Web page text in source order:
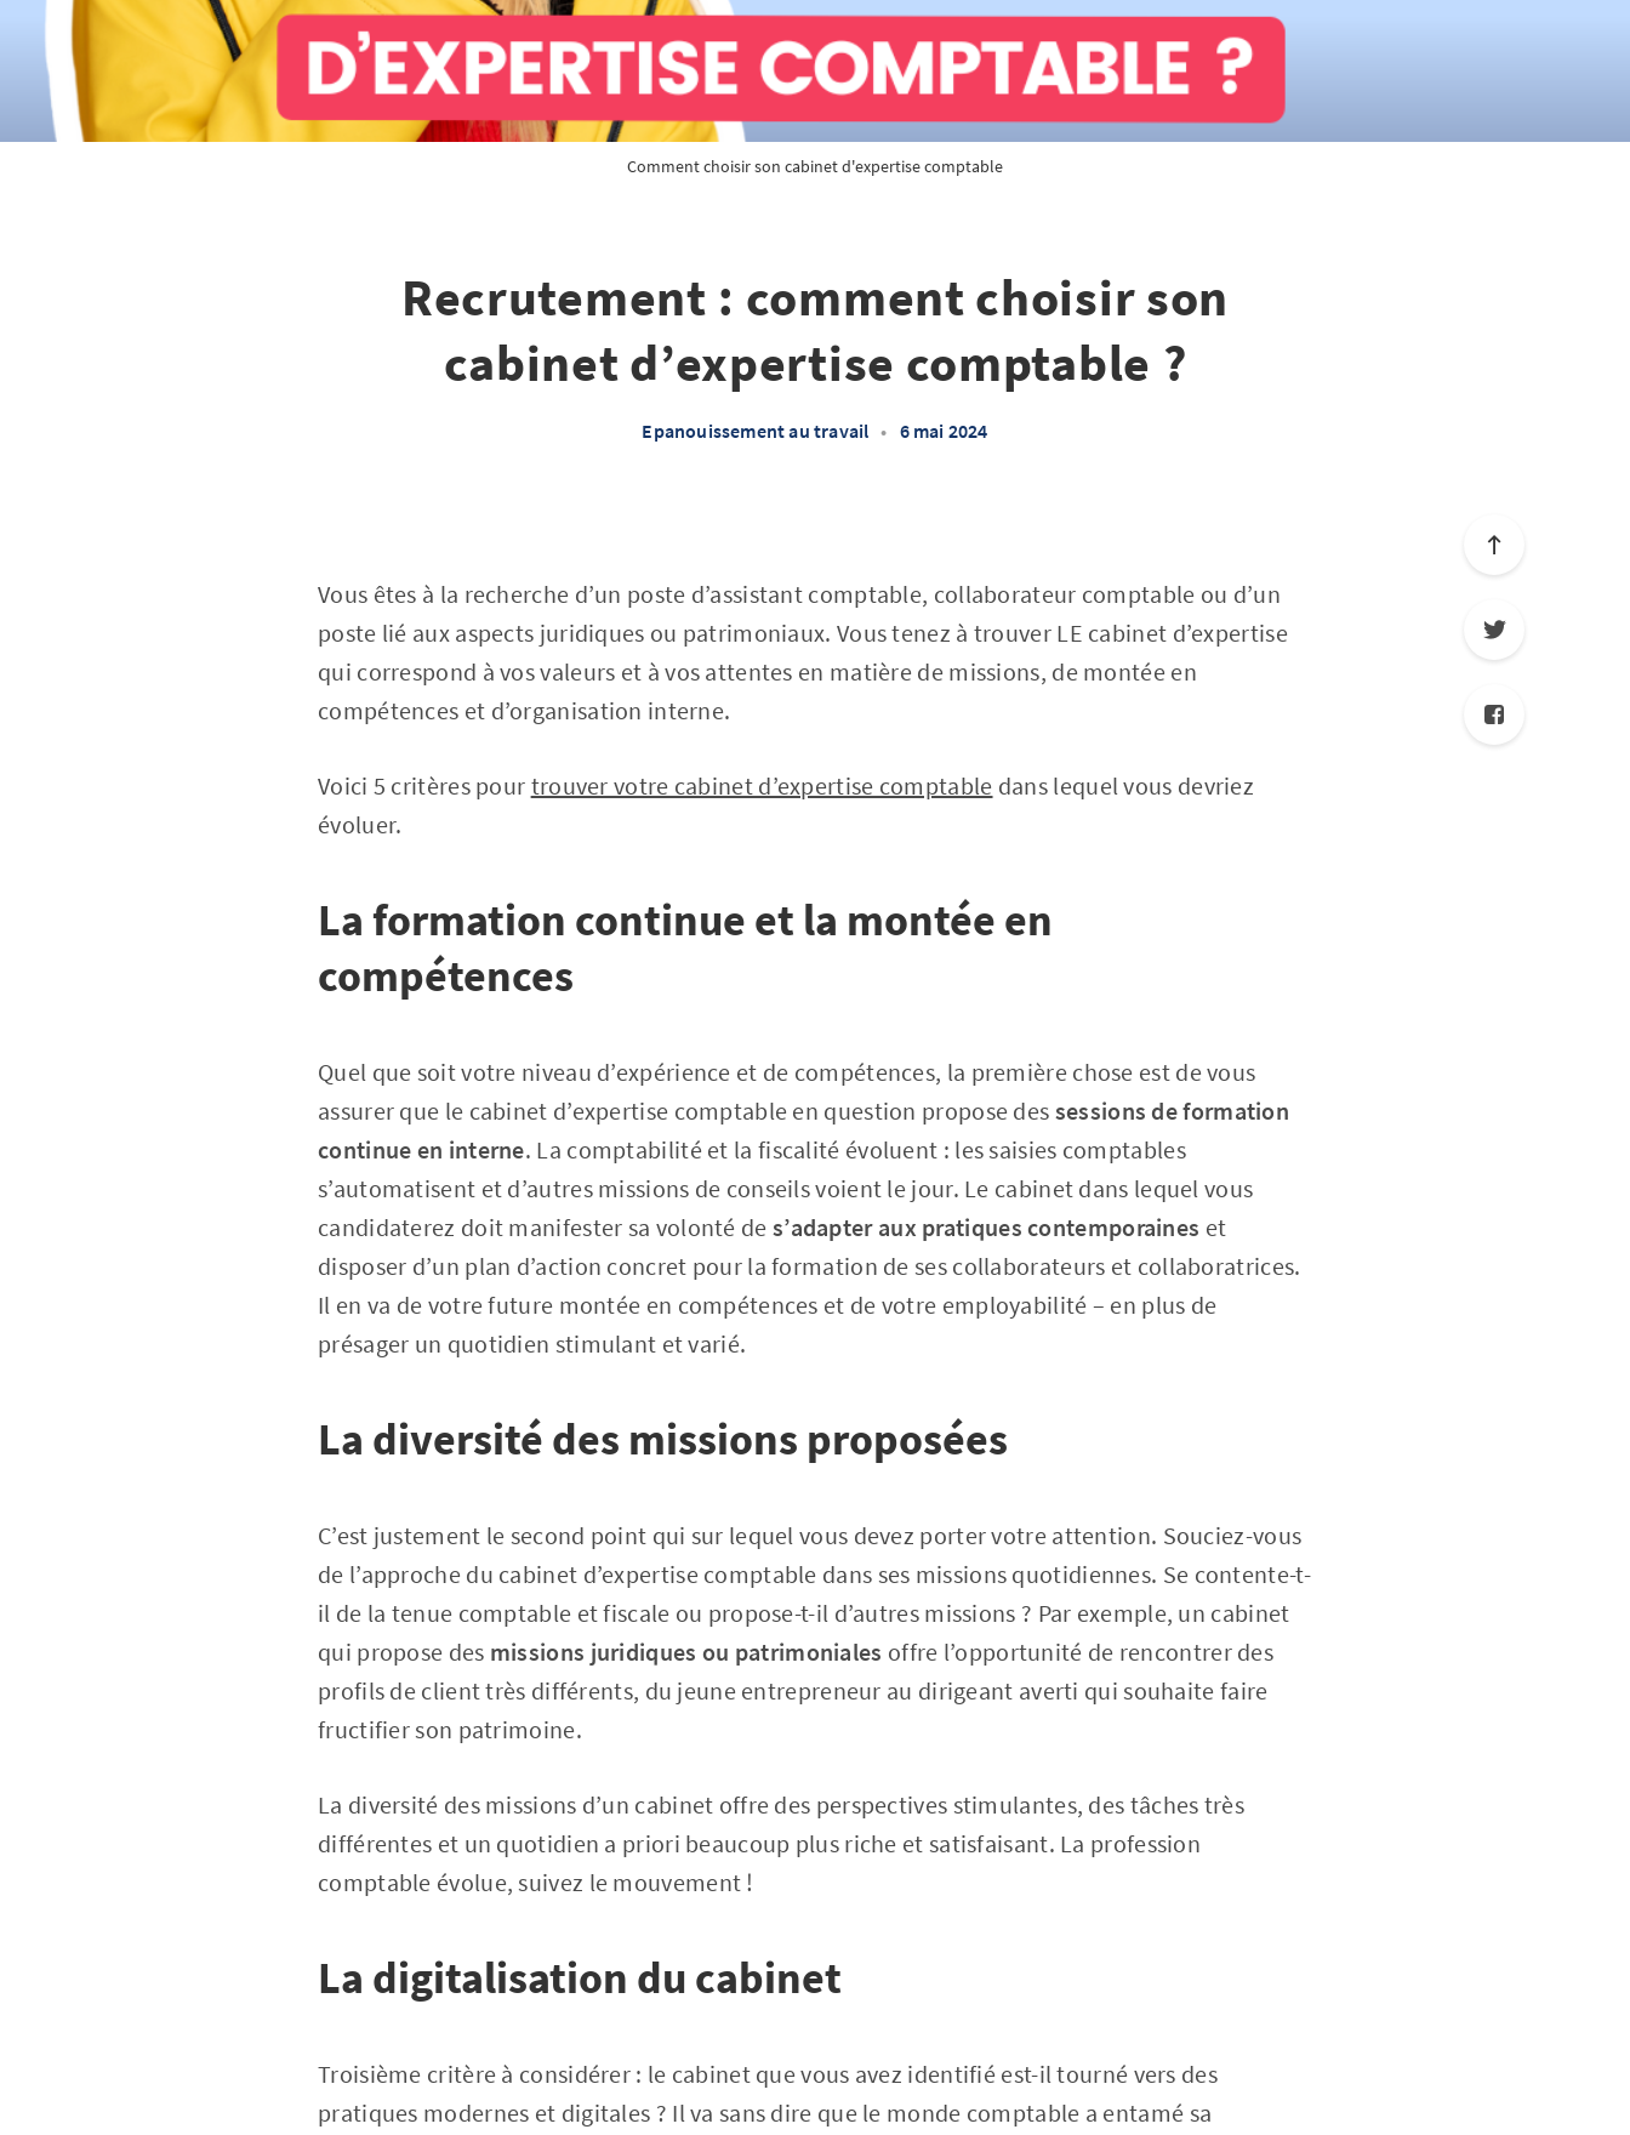
Comment choisir son cabinet d'expertise comptable
Recrutement : comment choisir son
cabinet d’expertise comptable ?
Epanouissement au travail • 6 mai 2024
Vous êtes à la recherche d’un poste d’assistant comptable, collaborateur comptable ou d’un
poste lié aux aspects juridiques ou patrimoniaux. Vous tenez à trouver LE cabinet d’expertise
qui correspond à vos valeurs et à vos attentes en matière de missions, de montée en
compétences et d’organisation interne.
Voici 5 critères pour trouver votre cabinet d’expertise comptable dans lequel vous devriez
évoluer.
La formation continue et la montée en
compétences
Quel que soit votre niveau d’expérience et de compétences, la première chose est de vous
assurer que le cabinet d’expertise comptable en question propose des sessions de formation
continue en interne. La comptabilité et la fiscalité évoluent : les saisies comptables
s’automatisent et d’autres missions de conseils voient le jour. Le cabinet dans lequel vous
candidaterez doit manifester sa volonté de s’adapter aux pratiques contemporaines et
disposer d’un plan d’action concret pour la formation de ses collaborateurs et collaboratrices.
Il en va de votre future montée en compétences et de votre employabilité – en plus de
présager un quotidien stimulant et varié.
La diversité des missions proposées
C’est justement le second point qui sur lequel vous devez porter votre attention. Souciez-vous
de l’approche du cabinet d’expertise comptable dans ses missions quotidiennes. Se contente-t-
il de la tenue comptable et fiscale ou propose-t-il d’autres missions ? Par exemple, un cabinet
qui propose des missions juridiques ou patrimoniales offre l’opportunité de rencontrer des
profils de client très différents, du jeune entrepreneur au dirigeant averti qui souhaite faire
fructifier son patrimoine.
La diversité des missions d’un cabinet offre des perspectives stimulantes, des tâches très
différentes et un quotidien a priori beaucoup plus riche et satisfaisant. La profession
comptable évolue, suivez le mouvement !
La digitalisation du cabinet
Troisième critère à considérer : le cabinet que vous avez identifié est-il tourné vers des
pratiques modernes et digitales ? Il va sans dire que le monde comptable a entamé sa